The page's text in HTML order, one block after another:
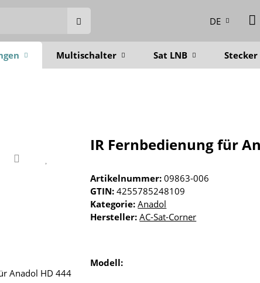
DE
Multischalter Sat LNB Stecker
IR Fernbedienung für
Artikelnummer:09863-006
GTIN: 4255785248109
Kategorie:Anadol
Hersteller: AC-Sat-Corner
Modell: